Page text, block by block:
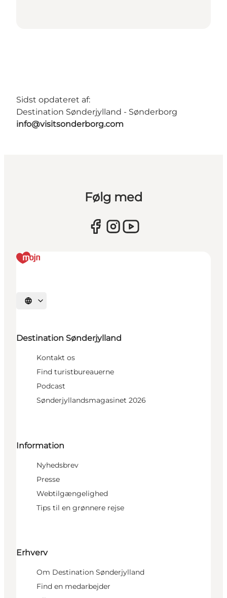
Sidst opdateret af:
Destination Sønderjylland - Sønderborg
info@visitsonderborg.com
Følg med
Vælg sprog
Destination Sønderjylland
Kontakt os
Find turistbureauerne
Podcast
Sønderjyllandsmagasinet 2026
Information
Nyhedsbrev
Presse
Webtilgængelighed
Tips til en grønnere rejse
Erhverv
Om Destination Sønderjylland
Find en medarbejder